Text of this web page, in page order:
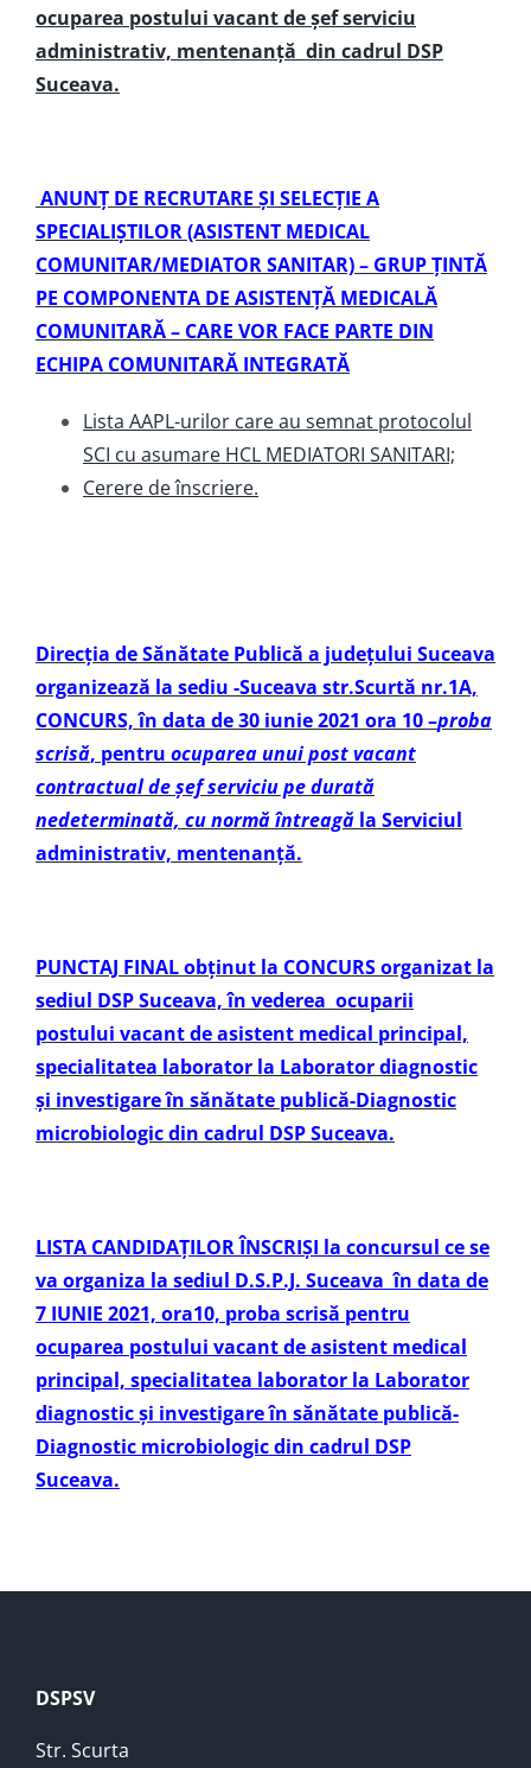
ocuparea postului vacant de șef serviciu
administrativ, mentenanță din cadrul DSP
Suceava.
ANUNȚ DE RECRUTARE ȘI SELECȚIE A
SPECIALIȘTILOR (ASISTENT MEDICAL
COMUNITAR/MEDIATOR SANITAR) – GRUP ȚINTĂ
PE COMPONENTA DE ASISTENȚĂ MEDICALĂ
COMUNITARĂ – CARE VOR FACE PARTE DIN
ECHIPA COMUNITARĂ INTEGRATĂ
Lista AAPL-urilor care au semnat protocolul
SCI cu asumare HCL MEDIATORI SANITARI;
Cerere de înscriere.
Direcţia de Sănătate Publică a judeţului Suceava
organizează la sediu -Suceava str.Scurtă nr.1A,
CONCURS, în data de 30 iunie 2021 ora 10 –proba
scrisă, pentru ocuparea unui post vacant
contractual de șef serviciu pe durată
nedeterminată, cu normă întreagă la Serviciul
administrativ, mentenanță.
PUNCTAJ FINAL obţinut la CONCURS organizat la
sediul DSP Suceava, în vederea ocuparii
postului vacant de asistent medical principal,
specialitatea laborator la Laborator diagnostic
și investigare în sănătate publică-Diagnostic
microbiologic din cadrul DSP Suceava.
LISTA CANDIDAŢILOR ÎNSCRIŞI la concursul ce se
va organiza la sediul D.S.P.J. Suceava în data de
7 IUNIE 2021, ora10, proba scrisă pentru
ocuparea postului vacant de asistent medical
principal, specialitatea laborator la Laborator
diagnostic și investigare în sănătate publică-
Diagnostic microbiologic din cadrul DSP
Suceava.
DSPSV
Str. Scurta